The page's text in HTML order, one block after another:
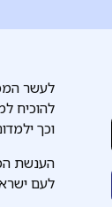
לעשר
להוכיח
וכך
הענשת
לעם